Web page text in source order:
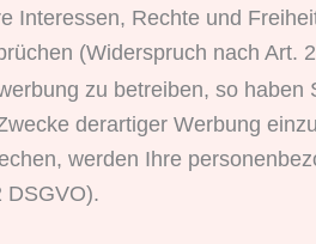
Interessen, Rechte und
(Widerspruch nach Art.
zu betreiben, so
derartiger Werbung
werden Ihre
DSGVO).